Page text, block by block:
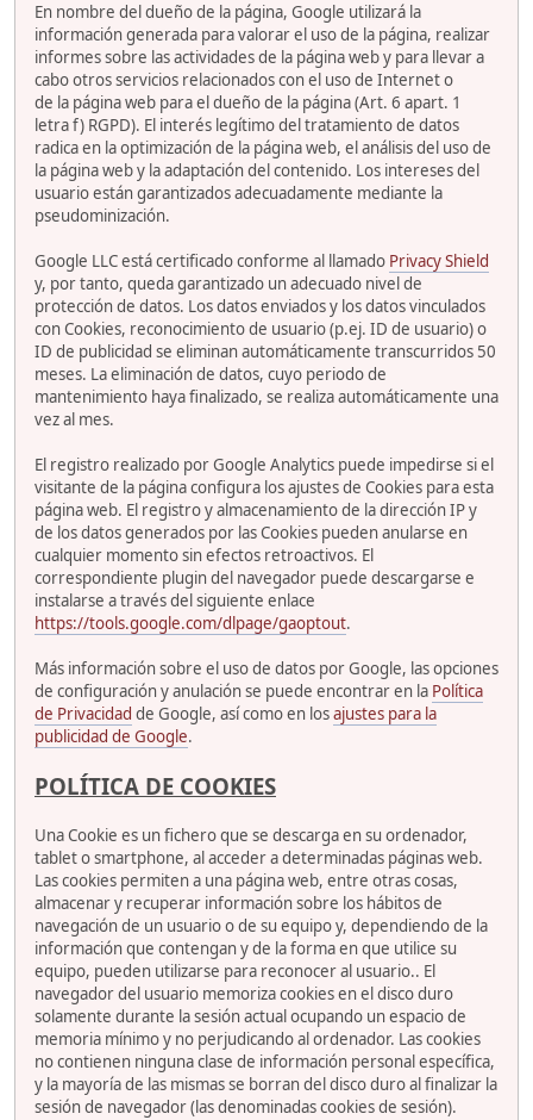
En nombre del dueño de la página, Google utilizará la
información generada para valorar el uso de la página, realizar
informes sobre las actividades de la página web y para llevar a
cabo otros servicios relacionados con el uso de Internet o
de la página web para el dueño de la página (Art. 6 apart. 1
letra f) RGPD). El interés legítimo del tratamiento de datos
radica en la optimización de la página web, el análisis del uso de
la página web y la adaptación del contenido. Los intereses del
usuario están garantizados adecuadamente mediante la
pseudominización.
Google LLC está certificado conforme al llamado Privacy Shield
y, por tanto, queda garantizado un adecuado nivel de
protección de datos. Los datos enviados y los datos vinculados
con Cookies, reconocimiento de usuario (p.ej. ID de usuario) o
ID de publicidad se eliminan automáticamente transcurridos 50
meses. La eliminación de datos, cuyo periodo de
mantenimiento haya finalizado, se realiza automáticamente una
vez al mes.
El registro realizado por Google Analytics puede impedirse si el
visitante de la página configura los ajustes de Cookies para esta
página web. El registro y almacenamiento de la dirección IP y
de los datos generados por las Cookies pueden anularse en
cualquier momento sin efectos retroactivos. El
correspondiente plugin del navegador puede descargarse e
instalarse a través del siguiente enlace
https://tools.google.com/dlpage/gaoptout.
Más información sobre el uso de datos por Google, las opciones
de configuración y anulación se puede encontrar en la Política
de Privacidad de Google, así como en losajustes para la
publicidad de Google.
POLÍTICA DE COOKIES
Una Cookie es un fichero que se descarga en su ordenador,
tablet o smartphone, al acceder a determinadas páginas web.
Las cookies permiten a una página web, entre otras cosas,
almacenar y recuperar información sobre los hábitos de
navegación de un usuario o de su equipo y, dependiendo de la
información que contengan y de la forma en que utilice su
equipo, pueden utilizarse para reconocer al usuario.. El
navegador del usuario memoriza cookies en el disco duro
solamente durante la sesión actual ocupando un espacio de
memoria mínimo y no perjudicando al ordenador. Las cookies
no contienen ninguna clase de información personal específica,
y la mayoría de las mismas se borran del disco duro al finalizar la
sesión de navegador (las denominadas cookies de sesión).